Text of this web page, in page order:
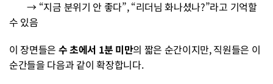
        → “지금 분위기 안 좋다”, “리더님 화나셨나?”라고 기억할
수 있음
이 장면들은 수 초에서 1분 미만의 짧은 순간이지만, 직원들은 이
순간들을 다음과 같이 확장합니다.